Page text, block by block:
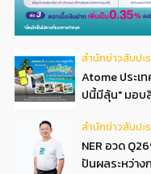
สํานักข่าวสับปะ
Atome ประเ
ปนี้มีลุ้น" มอบ
สํานักข่าวสับปะ
NER อวด
ปันผลระหว่าง